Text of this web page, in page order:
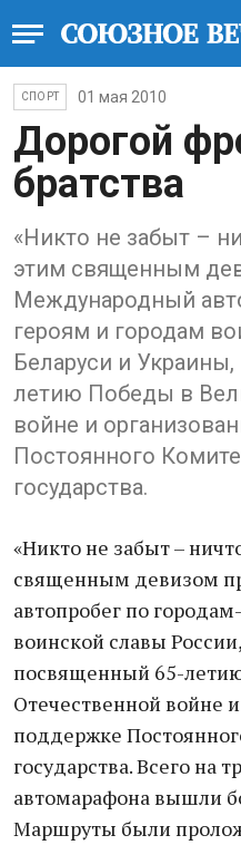
СПОРТ 01 мая 2010
Дорогой
братства
«Никто не забыт –
этим священным
Международный
героям и городам
Беларуси и
летию Победы в
войне и
Постоянного
государства.
«Никто не забыт –
священным девизом
автопробег по
воинской славы
посвященный 65-
Отечественной войне
поддержке
государства. Всего на
автомарафона вышли
Маршруты были